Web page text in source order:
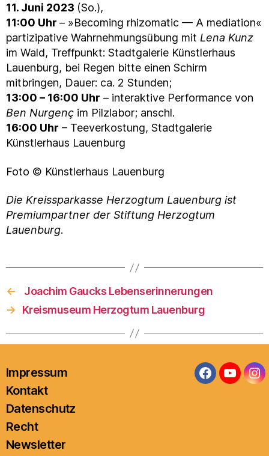
11. Juni 2023 (So.),
11:00 Uhr – »Becoming rhizomatic — A mediation«
partizipative Wahrnehmungsübung mit Lena Kunz
im Wald, Treffpunkt: Stadtgalerie Künstlerhaus
Lauenburg, bei Regen bitte einen Schirm
mitbringen, Dauer: ca. 2 Stunden;
13:00 – 16:00 Uhr – interaktive Performance von
Ben Nurgenç im Pilzlabor; anschl.
16:00 Uhr – Teeverkostung, Stadtgalerie
Künstlerhaus Lauenburg
Foto © Künstlerhaus Lauenburg
Die Kreissparkasse Herzogtum Lauenburg ist
Premiumpartner der Stiftung Herzogtum
Lauenburg.
←
Joachim Gaucks Lebenserinnerungen
→
Kreismuseum Herzogtum Lauenburg
Impressum
Kontakt
Datenschutz
Recht
Newsletter
Facebook